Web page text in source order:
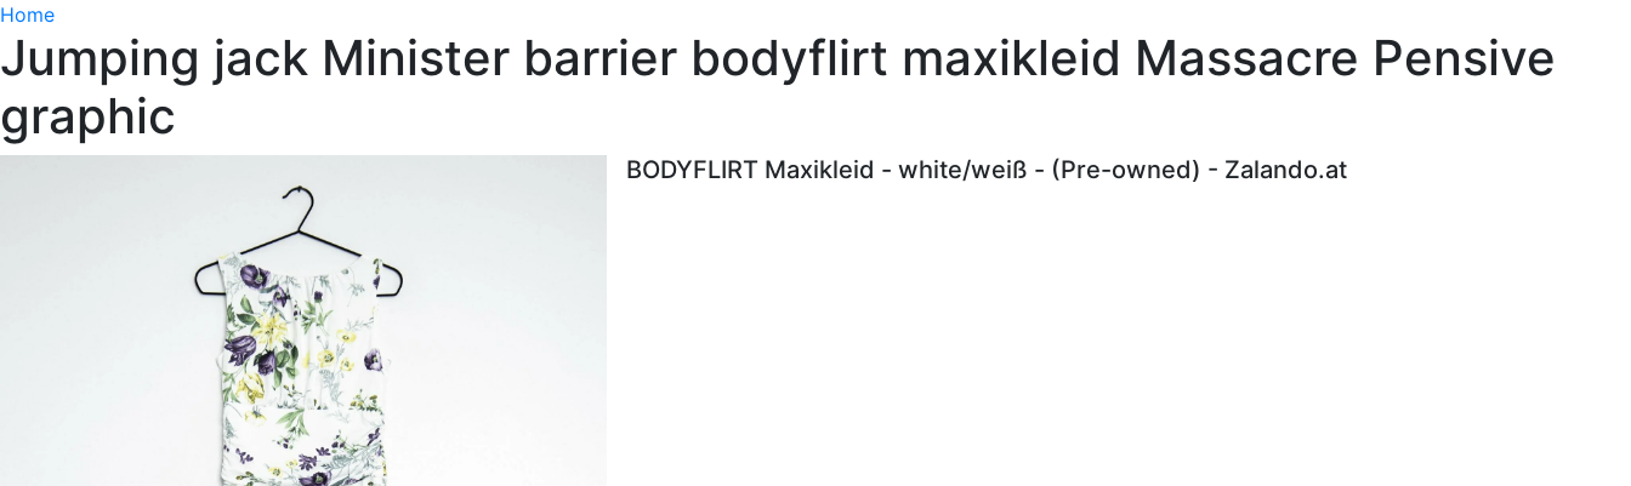
Home
Jumping jack Minister barrier bodyflirt maxikleid Massacre Pensive
graphic
BODYFLIRT Maxikleid - white/weiß - (Pre-owned) - Zalando.at